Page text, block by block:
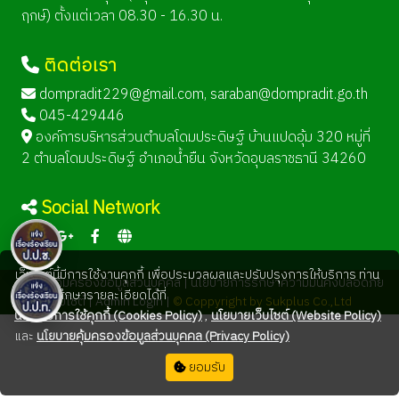
ฤกษ์) ตั้งแต่เวลา 08.30 - 16.30 น.
ติดต่อเรา
dompradit229@gmail.com, saraban@dompradit.go.th
045-429446
องค์การบริหารส่วนตำบลโดมประดิษฐ์ บ้านแปดอุ้ม 320 หมู่ที่
2 ตำบลโดมประดิษฐ์ อำเภอน้ำยืน จังหวัดอุบลราชธานี 34260
Social Network
นโยบายคุ้มครองข้อมูลส่วนบุคคล |นโยบายการรักษาความมั่นคงปลอดภัย
เว็บไซต์ |Admin Login | © Coppyright by Sukplus Co.,Ltd
เว็บไซต์นี้มีการใช้งานคุกกี้ เพื่อประมวลผลและปรับปรุงการให้บริการ ท่าน
สามารถศึกษารายละเอียดได้ที่
นโยบายการใช้คุกกี้ (Cookies Policy),นโยบายเว็บไซต์ (Website Policy)
และนโยบายคุ้มครองข้อมูลส่วนบุคคล (Privacy Policy)
ยอมรับ